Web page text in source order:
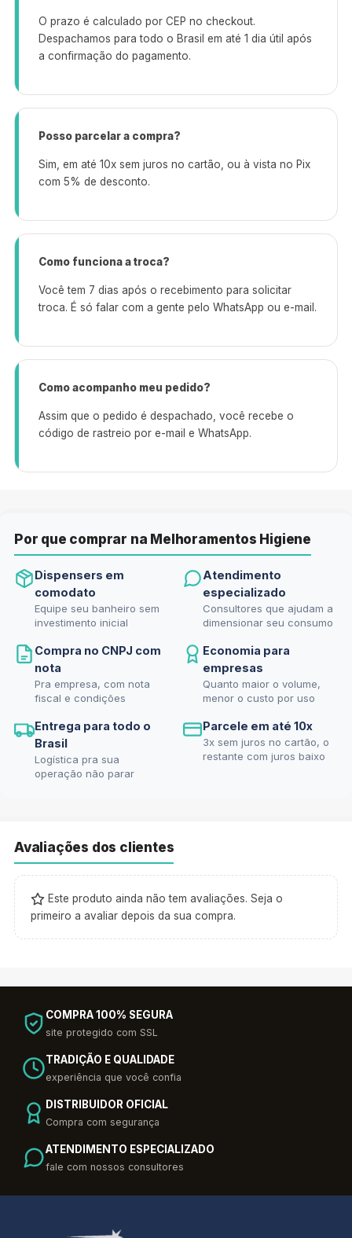
O prazo é calculado por CEP no checkout.
Despachamos para todo o Brasil em até 1 dia útil após
a confirmação do pagamento.
Posso parcelar a compra?
Sim, em até 10x sem juros no cartão, ou à vista no Pix
com 5% de desconto.
Como funciona a troca?
Você tem 7 dias após o recebimento para solicitar
troca. É só falar com a gente pelo WhatsApp ou e-mail.
Como acompanho meu pedido?
Assim que o pedido é despachado, você recebe o
código de rastreio por e-mail e WhatsApp.
Por que comprar na Melhoramentos Higiene
Dispensers em
comodato
Equipe seu banheiro sem
investimento inicial
Atendimento
especializado
Consultores que ajudam a
dimensionar seu consumo
Compra no CNPJ com
nota
Pra empresa, com nota
fiscal e condições
Economia para
empresas
Quanto maior o volume,
menor o custo por uso
Entrega para todo o
Brasil
Logística pra sua
operação não parar
Parcele em até 10x
3x sem juros no cartão, o
restante com juros baixo
Avaliações dos clientes
Este produto ainda não tem avaliações. Seja o
primeiro a avaliar depois da sua compra.
COMPRA 100% SEGURA
site protegido com SSL
TRADIÇÃO E QUALIDADE
experiência que você confia
DISTRIBUIDOR OFICIAL
Compra com segurança
ATENDIMENTO ESPECIALIZADO
fale com nossos consultores